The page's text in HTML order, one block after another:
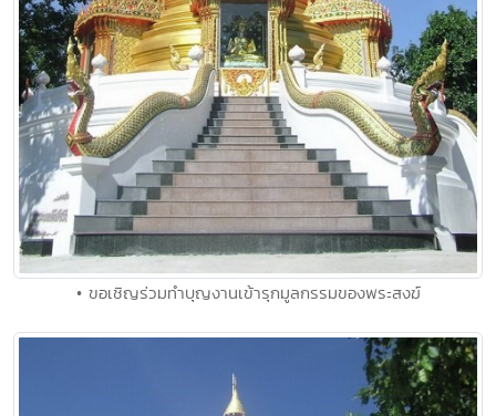
• ขอเชิญร่วมทำบุญงานเข้ารุกมูลกรรมของพระสงฆ์